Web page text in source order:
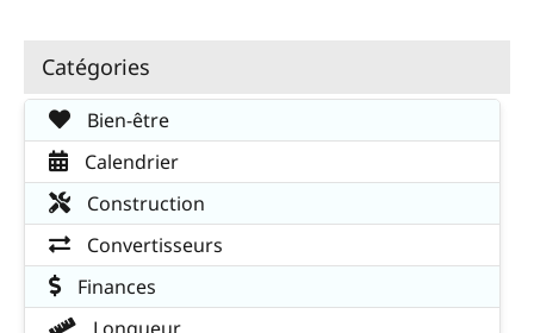
Catégories
Bien-être
Calendrier
Construction
Convertisseurs
Finances